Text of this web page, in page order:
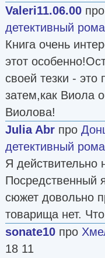
Valeri11.06.00 про
детективный
Книга очень
этот
своей тезки -
затем,как Виола
Виолова!
Julia Abr про
детективный
Я действительно
Посредственный
сюжет довольно
товарища нет.
sonate10 про
18 11